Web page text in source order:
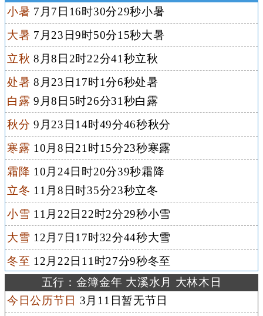
小暑 7月7日16时30分29秒小暑
大暑 7月23日9时50分15秒大暑
立秋 8月8日2时22分41秒立秋
处暑 8月23日17时1分6秒处暑
白露 9月8日5时26分31秒白露
秋分 9月23日14时49分46秒秋分
寒露 10月8日21时15分23秒寒露
霜降 10月24日时20分39秒霜降
立冬 11月8日时35分23秒立冬
小雪 11月22日22时2分29秒小雪
大雪 12月7日17时32分44秒大雪
冬至 12月22日11时27分9秒冬至
五行：金簿金年 大溪水月 大林木日
今日公历节日 3月11日暂无节日